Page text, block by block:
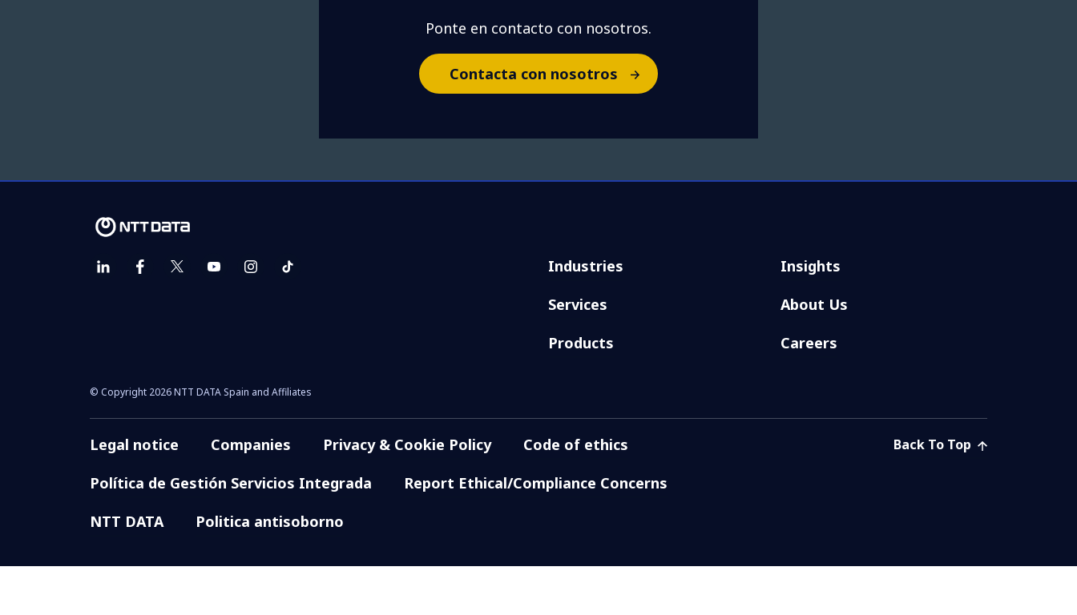
Ponte en contacto con nosotros.
Contacta con nosotros
Industries
Services
Products
Insights
About Us
Careers
© Copyright 2026 NTT DATA Spain and Affiliates
Legal notice Companies Privacy & Cookie Policy
Code of ethics
Política de Gestión Servicios Integrada
Report Ethical/Compliance Concerns
NTT DATA
Politica antisoborno
Back To Top